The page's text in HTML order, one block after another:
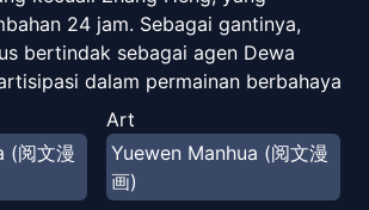
24 jam. Sebagai gantinya,
bertindak sebagai agen Dewa
dalam permainan berbahaya
Hidup Pulau Terpencil [Misi
selama 40 hari], Tokyo Drift [Tujuan
balapan mobil jalanan yang
seterusnya… Saat Zhang Heng
(阅文漫
Art
Yuewen Manhua (阅文漫
画)